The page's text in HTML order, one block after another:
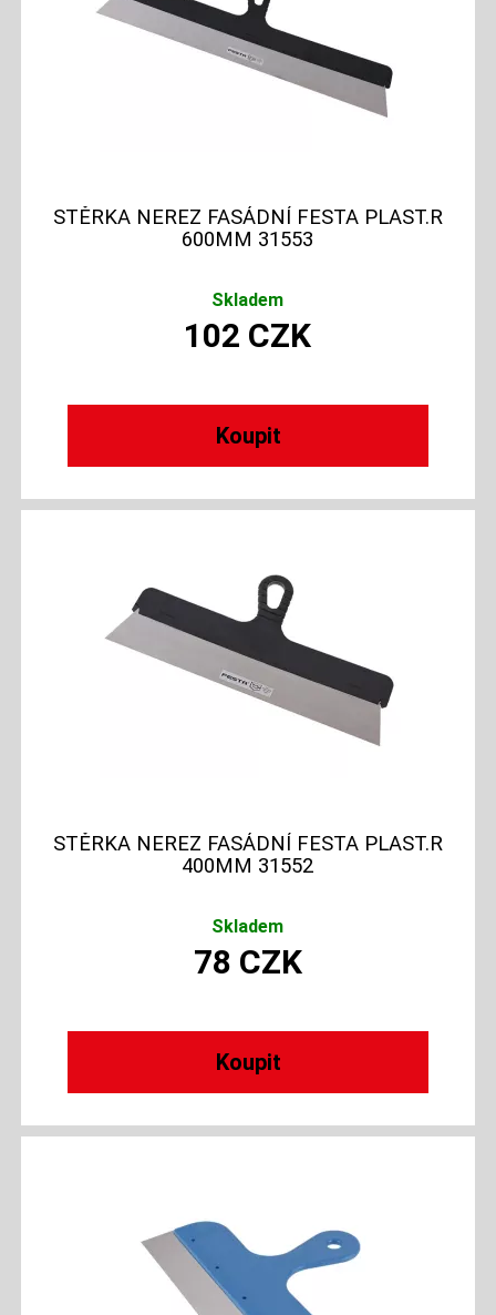
STĚRKA NEREZ FASÁDNÍ FESTA PLAST.R
600MM 31553
Skladem
102 CZK
STĚRKA NEREZ FASÁDNÍ FESTA PLAST.R
400MM 31552
Skladem
78 CZK